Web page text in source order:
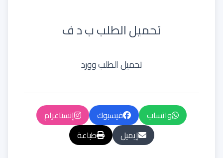
تحميل الطلبب د ف
تحميل الطلب وورد
واتساب فيسبوك
إنستاغرام
إيميل
طباعة